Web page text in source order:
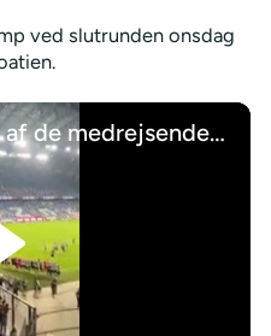
ved slutrunden onsdag
AGF's spillere hyldes af de medrejsende tilhængere efter miraklet i Poznan